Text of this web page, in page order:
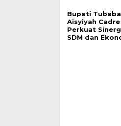
Bupati
Aisyiyah
Perkuat
SDM dan